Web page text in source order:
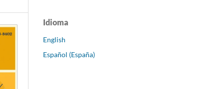
Idioma
English
Español (España)